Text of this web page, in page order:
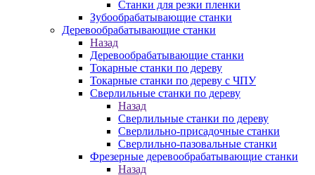
Станки для резки пленки
Зубообрабатывающие станки
Деревообрабатывающие станки
Назад
Деревообрабатывающие станки
Токарные станки по дереву
Токарные станки по дереву с ЧПУ
Сверлильные станки по дереву
Назад
Сверлильные станки по дереву
Сверлильно-присадочные станки
Сверлильно-пазовальные станки
Фрезерные деревообрабатывающие станки
Назад